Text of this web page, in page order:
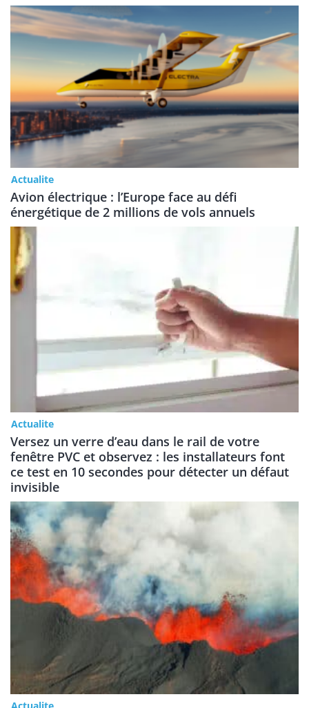
Actualite
Avion électrique : l’Europe face au défi
énergétique de 2 millions de vols annuels
Actualite
Versez un verre d’eau dans le rail de votre
fenêtre PVC et observez : les installateurs font
ce test en 10 secondes pour détecter un défaut
invisible